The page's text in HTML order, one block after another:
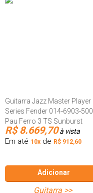
Guitarra Jazz Master Player
Series Fender 014-6903-500
Pau Ferro 3 TS Sunburst
R$ 8.669,70à vista
Em até 10x de R$ 912,60
Adicionar
guitarra >>